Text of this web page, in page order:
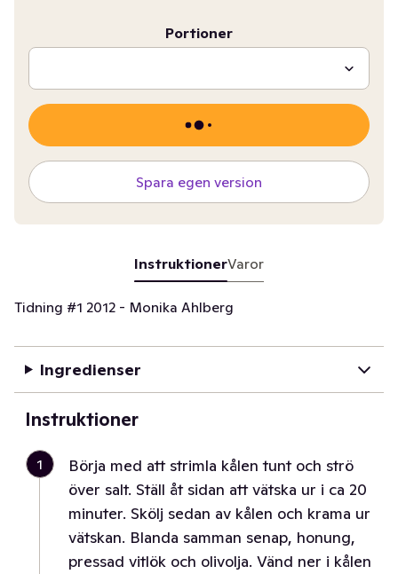
Portioner
Spara egen version
InstruktionerVaror
Tidning #1 2012 - Monika Ahlberg
Ingredienser
Instruktioner
1
Börja med att strimla kålen tunt och strö
över salt. Ställ åt sidan att vätska ur i ca 20
minuter. Skölj sedan av kålen och krama ur
vätskan. Blanda samman senap, honung,
pressad vitlök och olivolja. Vänd ner i kålen